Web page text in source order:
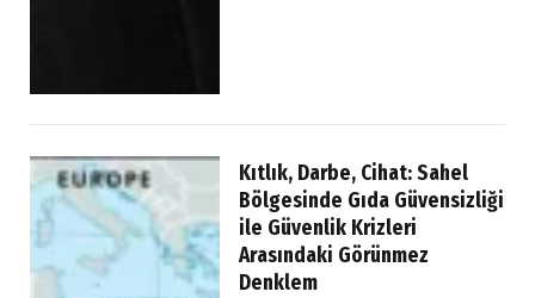
Kıtlık, Darbe, Cihat: Sahel
Bölgesinde Gıda Güvensizliği
ile Güvenlik Krizleri
Arasındaki Görünmez
Denklem